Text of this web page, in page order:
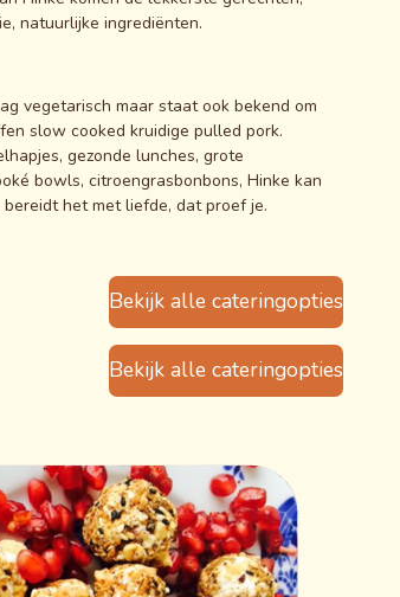
natuurlijke ingrediënten.
vegetarisch maar staat ook bekend om
slow cooked kruidige pulled pork.
gezonde lunches, grote
bowls, citroengrasbonbons, Hinke kan
het met liefde, dat proef je.
Bekijk alle cateringopties
Bekijk alle cateringopties